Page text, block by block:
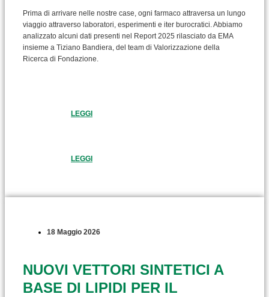
Prima di arrivare nelle nostre case, ogni farmaco attraversa un lungo
viaggio attraverso laboratori, esperimenti e iter burocratici. Abbiamo
analizzato alcuni dati presenti nel Report 2025 rilasciato da EMA
insieme a Tiziano Bandiera, del team di Valorizzazione della
Ricerca di Fondazione.
LEGGI
LEGGI
18 Maggio 2026
NUOVI VETTORI SINTETICI A
BASE DI LIPIDI PER IL